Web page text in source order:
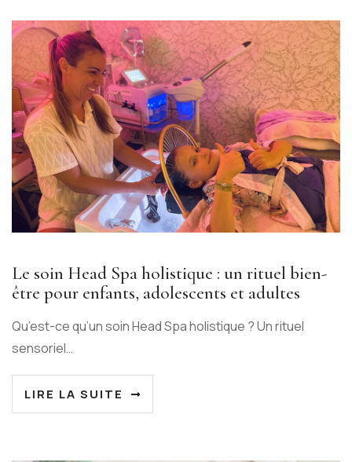
Le soin Head Spa holistique : un rituel bien-
être pour enfants, adolescents et adultes
Qu’est-ce qu’un soin Head Spa holistique ? Un rituel
sensoriel…
LIRE LA SUITE